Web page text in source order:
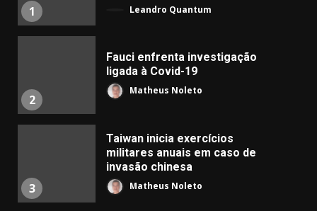
1 Leandro Quantum
2
Fauci enfrenta investigação
ligada à Covid-19
Matheus Noleto
3
Taiwan inicia exercícios
militares anuais em caso de
invasão chinesa
Matheus Noleto